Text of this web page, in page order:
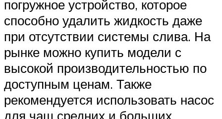
погружное устройство, которое
способно удалить жидкость даже
при отсутствии системы слива. На
рынке можно купить модели с
высокой производительностью по
доступным ценам. Также
рекомендуется использовать насос
для чаш средних и больших